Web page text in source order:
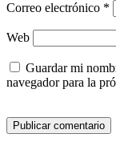
Correo electrónico *
Web
Guardar mi
navegador para la